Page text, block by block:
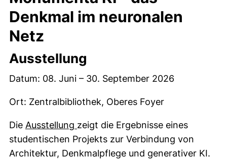
Denkmal im neuronalen
Netz
Ausstellung
Datum: 08. Juni – 30. September 2026
Ort: Zentralbibliothek, Oberes Foyer
Die Ausstellung zeigt die Ergebnisse eines
studentischen Projekts zur Verbindung von
Architektur, Denkmalpflege und generativer KI.